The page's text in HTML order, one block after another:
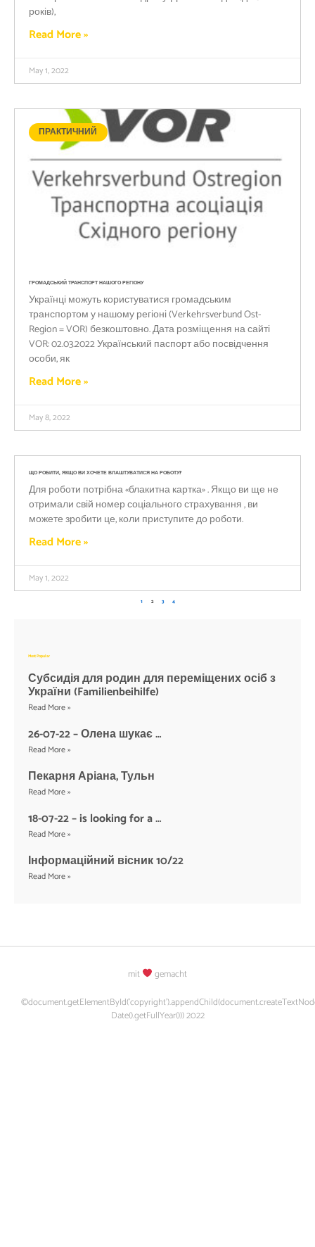
років),
Read More »
May 1, 2022
ПРАКТИЧНИЙ
ГРОМАДСЬКИЙ ТРАНСПОРТ НАШОГО РЕГІОНУ
Українці можуть користуватися громадським
транспортом у нашому регіоні (Verkehrsverbund Ost-
Region = VOR) безкоштовно. Дата розміщення на сайті
VOR: 02.03.2022 Український паспорт або посвідчення
особи, як
Read More »
May 8, 2022
ЩО РОБИТИ, ЯКЩО ВИ ХОЧЕТЕ ВЛАШТУВАТИСЯ НА РОБОТУ?
Для роботи потрібна «блакитна картка» . Якщо ви ще не
отримали свій номер соціального страхування , ви
можете зробити це, коли приступите до роботи.
Read More »
May 1, 2022
1 2 3 4
Most Popular
Субсидія для родин для переміщених осіб з
України (Familienbeihilfe)
Read More »
26-07-22 – Олена шукає …
Read More »
Пекарня Аріана, Тульн
Read More »
18-07-22 – is looking for a …
Read More »
Інформаційний вісник 10/22
Read More »
mit
gemacht
Date().getFullYear())) 2022